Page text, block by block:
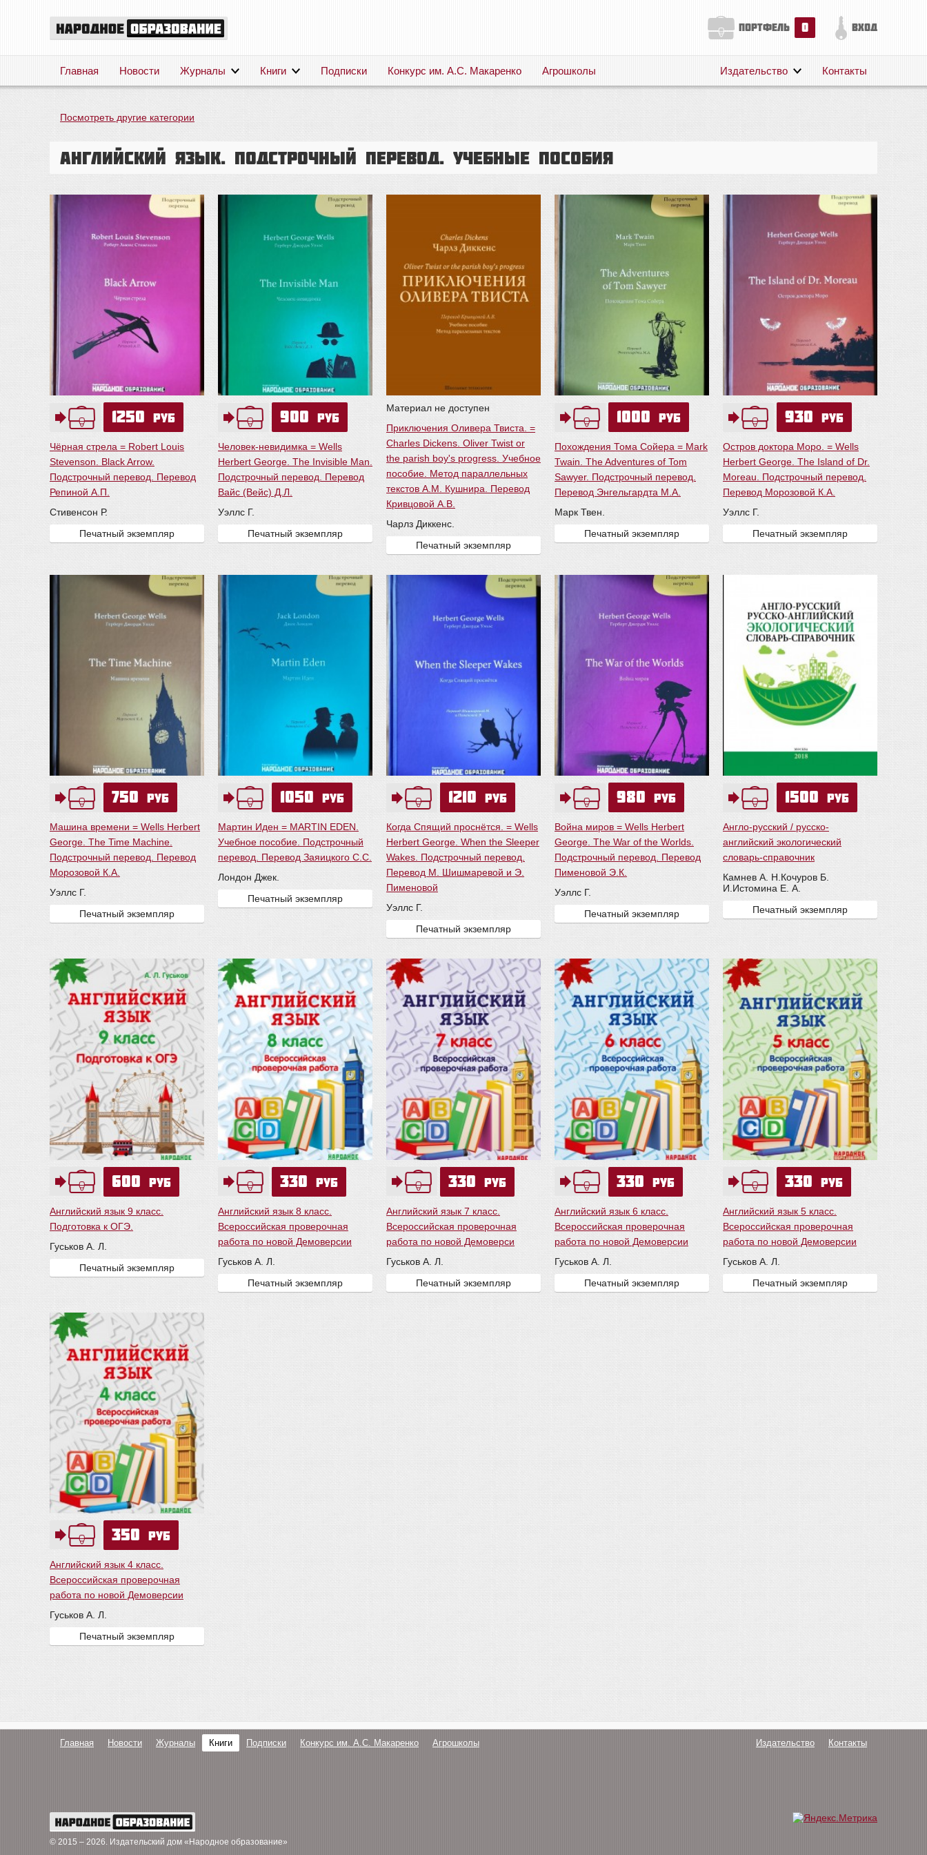
портфель 0 вход
Главная Новости Журналы Книги Подписки Конкурс им. А.С. Макаренко Агрошколы Издательство Контакты
Посмотреть другие категории
Английский язык. Подстрочный перевод. Учебные пособия
1250 руб
Чёрная стрела = Robert Louis
Stevenson. Black Arrow.
Подстрочный перевод. Перевод
Репиной А.П.
Стивенсон Р.
Печатный экземпляр
900 руб
Человек-невидимка = Wells
Herbert George. The Invisible Man.
Подстрочный перевод. Перевод
Вайс (Вейс) Д.Л.
Уэллс Г.
Печатный экземпляр
Материал не доступен
Приключения Оливера Твиста. =
Charles Dickens. Oliver Twist or
the parish boy's progress. Учебное
пособие. Метод параллельных
текстов А.М. Кушнира. Перевод
Кривцовой А.В.
Чарлз Диккенс.
Печатный экземпляр
1000 руб
Похождения Тома Сойера = Mark
Twain. The Adventures of Tom
Sawyer. Подстрочный перевод.
Перевод Энгельгардта М.А.
Марк Твен.
Печатный экземпляр
930 руб
Остров доктора Моро. = Wells
Herbert George. The Island of Dr.
Moreau. Подстрочный перевод.
Перевод Морозовой К.А.
Уэллс Г.
Печатный экземпляр
750 руб
Машина времени = Wells Herbert
George. The Time Machine.
Подстрочный перевод. Перевод
Морозовой К.А.
Уэллс Г.
Печатный экземпляр
1050 руб
Мартин Иден = MARTIN EDEN.
Учебное пособие. Подстрочный
перевод. Перевод Заяицкого С.С.
Лондон Джек.
Печатный экземпляр
1210 руб
Когда Спящий проснётся. = Wells
Herbert George. When the Sleeper
Wakes. Подстрочный перевод.
Перевод М. Шишмаревой и Э.
Пименовой
Уэллс Г.
Печатный экземпляр
980 руб
Война миров = Wells Herbert
George. The War of the Worlds.
Подстрочный перевод. Перевод
Пименовой Э.К.
Уэллс Г.
Печатный экземпляр
1500 руб
Англо-русский / русско-
английский экологический
словарь-справочник
Камнев А. Н.Кочуров Б.
И.Истомина Е. А.
Печатный экземпляр
600 руб
Английский язык 9 класс.
Подготовка к ОГЭ.
Гуськов А. Л.
Печатный экземпляр
330 руб
Английский язык 8 класс.
Всероссийская проверочная
работа по новой Демоверсии
Гуськов А. Л.
Печатный экземпляр
330 руб
Английский язык 7 класс.
Всероссийская проверочная
работа по новой Демоверси
Гуськов А. Л.
Печатный экземпляр
330 руб
Английский язык 6 класс.
Всероссийская проверочная
работа по новой Демоверсии
Гуськов А. Л.
Печатный экземпляр
330 руб
Английский язык 5 класс.
Всероссийская проверочная
работа по новой Демоверсии
Гуськов А. Л.
Печатный экземпляр
350 руб
Английский язык 4 класс.
Всероссийская проверочная
работа по новой Демоверсии
Гуськов А. Л.
Печатный экземпляр
Главная Новости Журналы Книги Подписки Конкурс им. А.С. Макаренко Агрошколы Издательство Контакты
© 2015 – 2026. Издательский дом «Народное образование»